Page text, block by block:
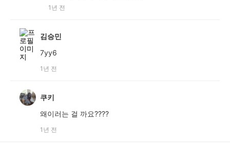
1년 전
김승민
7yy6
1년 전
쿠키
왜이러는 걸 까요????
1년 전